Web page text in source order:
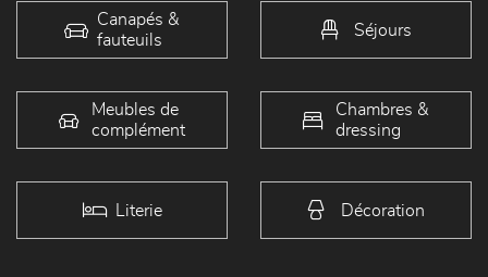
Canapés &
fauteuils
Séjours
Meubles de
complément
Chambres &
dressing
Literie Décoration